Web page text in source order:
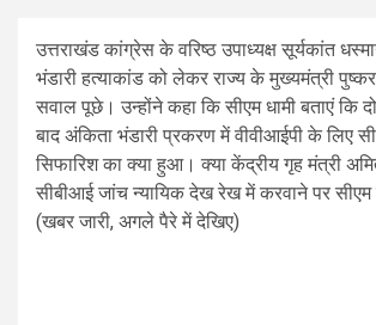
उत्तराखंड कांग्रेस के वरिष्ठ उपाध्यक्ष सूर्यकांत
भंडारी हत्याकांड को लेकर राज्य के मुख्यमंत्री
सवाल पूछे। उन्होंने कहा कि सीएम धामी बताएं कि
बाद अंकिता भंडारी प्रकरण में वीवीआईपी के लिए
सिफारिश का क्या हुआ। क्या केंद्रीय गृह मंत्री
सीबीआई जांच न्यायिक देख रेख में करवाने पर सीएम
(खबर जारी, अगले पैरे में देखिए)